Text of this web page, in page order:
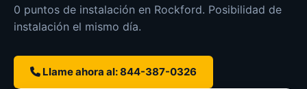
0 puntos de instalación en Rockford. Posibilidad de
instalación el mismo día.
Llame ahora al: 844-387-0326